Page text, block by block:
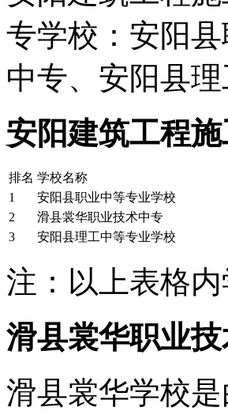
专学校：安阳
中专、安阳县
安阳建筑工程
排名 学校名称
1
安阳县职业中等专业学校
2
滑县裳华职业技术中专
3
安阳县理工中等专业学校
注：以上表格
滑县裳华职业
滑县裳华学校